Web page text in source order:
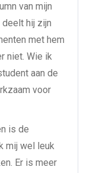
van mijn
deelt hij zijn
met hem
niet. Wie ik
aan de
voor
is de
mij wel leuk
Er is meer